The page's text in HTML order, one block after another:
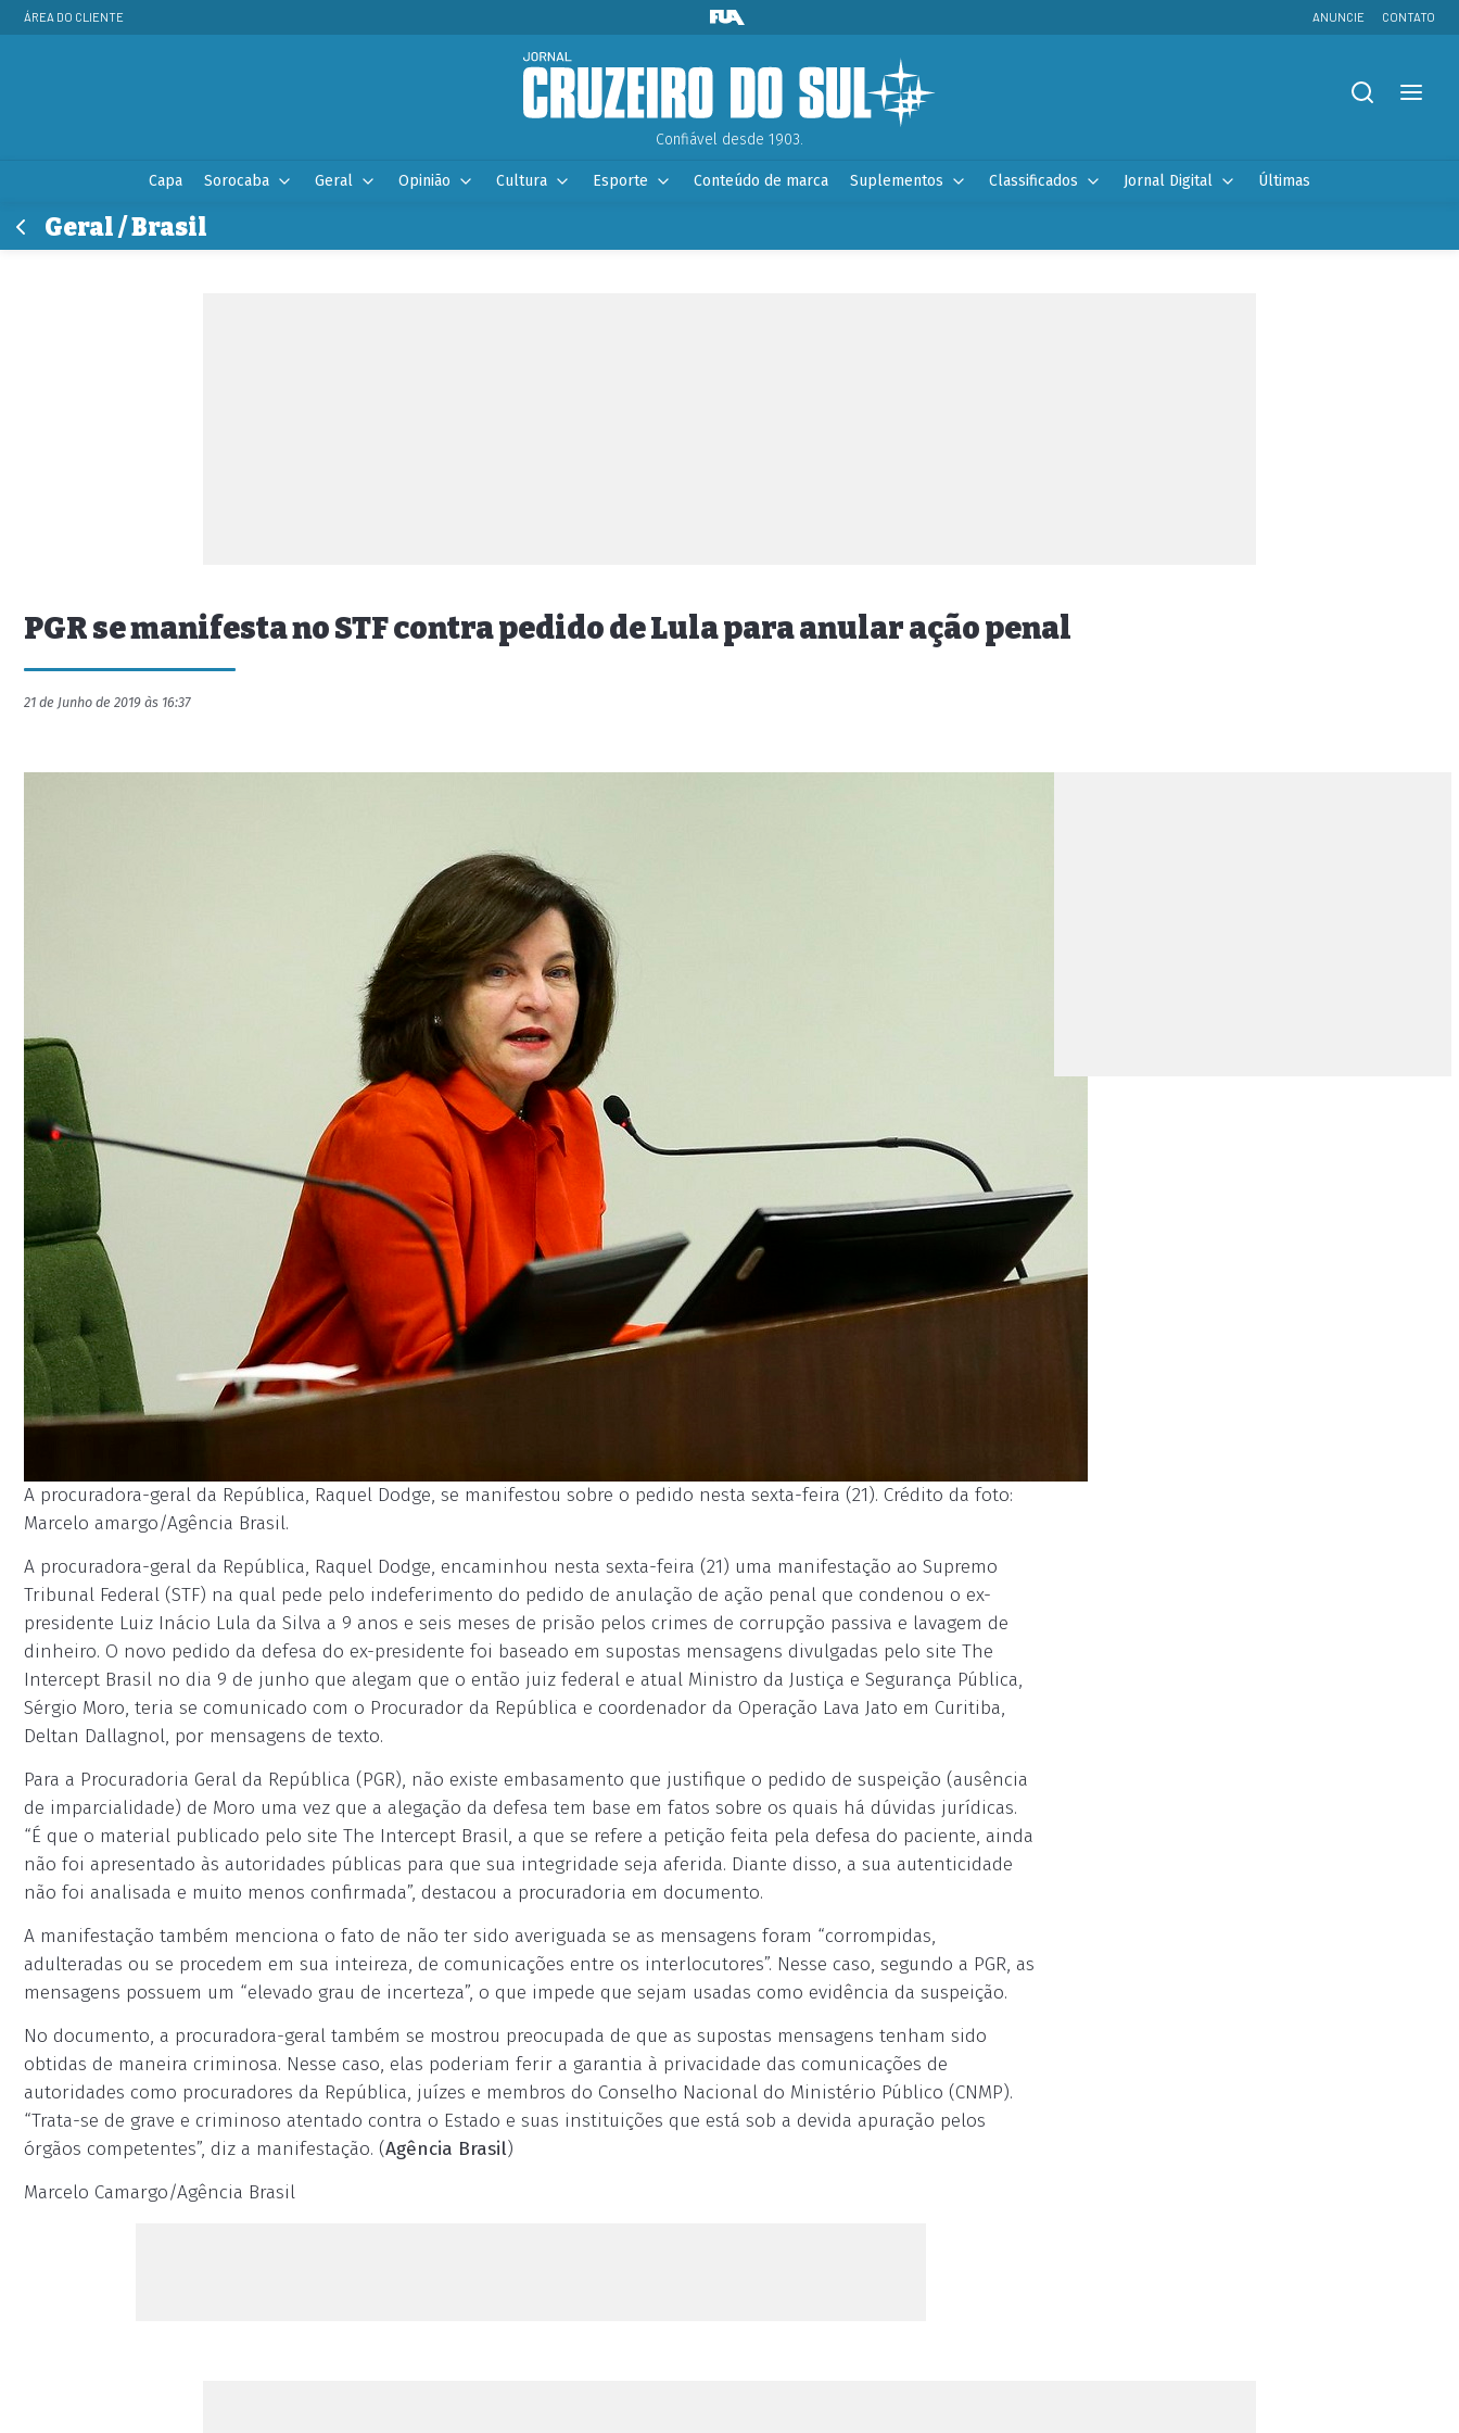
ÁREA DO CLIENTE ANUNCIE CONTATO
Confiável desde 1903.
Capa Sorocaba Geral Opinião Cultura Esporte Conteúdo de marca Suplementos Classificados Jornal Digital Últimas
Geral / Brasil
PGR se manifesta no STF contra pedido de Lula para anular ação penal
21 de Junho de 2019 às 16:37
A procuradora-geral da República, Raquel Dodge, se manifestou sobre o pedido nesta sexta-feira (21). Crédito da foto:
Marcelo amargo/Agência Brasil.
A procuradora-geral da República, Raquel Dodge, encaminhou nesta sexta-feira (21) uma manifestação ao Supremo
Tribunal Federal (STF) na qual pede pelo indeferimento do pedido de anulação de ação penal que condenou o ex-
presidente Luiz Inácio Lula da Silva a 9 anos e seis meses de prisão pelos crimes de corrupção passiva e lavagem de
dinheiro. O novo pedido da defesa do ex-presidente foi baseado em supostas mensagens divulgadas pelo site The
Intercept Brasil no dia 9 de junho que alegam que o então juiz federal e atual Ministro da Justiça e Segurança Pública,
Sérgio Moro, teria se comunicado com o Procurador da República e coordenador da Operação Lava Jato em Curitiba,
Deltan Dallagnol, por mensagens de texto.
Para a Procuradoria Geral da República (PGR), não existe embasamento que justifique o pedido de suspeição (ausência
de imparcialidade) de Moro uma vez que a alegação da defesa tem base em fatos sobre os quais há dúvidas jurídicas.
“É que o material publicado pelo site The Intercept Brasil, a que se refere a petição feita pela defesa do paciente, ainda
não foi apresentado às autoridades públicas para que sua integridade seja aferida. Diante disso, a sua autenticidade
não foi analisada e muito menos confirmada”, destacou a procuradoria em documento.
A manifestação também menciona o fato de não ter sido averiguada se as mensagens foram “corrompidas,
adulteradas ou se procedem em sua inteireza, de comunicações entre os interlocutores”. Nesse caso, segundo a PGR, as
mensagens possuem um “elevado grau de incerteza”, o que impede que sejam usadas como evidência da suspeição.
No documento, a procuradora-geral também se mostrou preocupada de que as supostas mensagens tenham sido
obtidas de maneira criminosa. Nesse caso, elas poderiam ferir a garantia à privacidade das comunicações de
autoridades como procuradores da República, juízes e membros do Conselho Nacional do Ministério Público (CNMP).
“Trata-se de grave e criminoso atentado contra o Estado e suas instituições que está sob a devida apuração pelos
órgãos competentes”, diz a manifestação. (Agência Brasil)
Marcelo Camargo/Agência Brasil